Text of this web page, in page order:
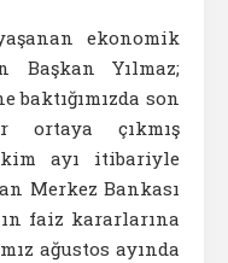
ekonomik
Başkan Yılmaz;
son
ortaya çıkmış
ayı itibariyle
Merkez Bankası
faiz kararlarına
ağustos ayında